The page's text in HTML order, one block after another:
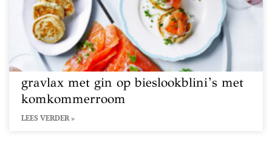
gravlax met gin op bieslookblini’s met
komkommerroom
LEES VERDER »